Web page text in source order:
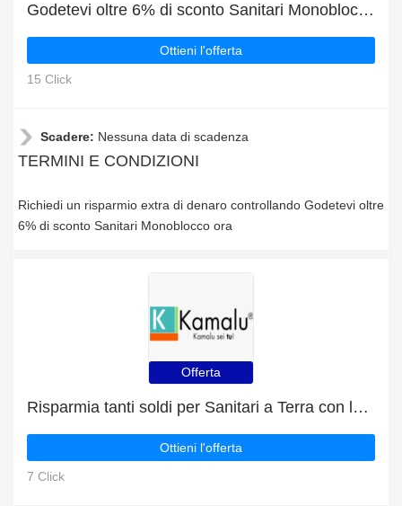
Godetevi oltre 6% di sconto Sanitari Monoblocco ora
Ottieni l'offerta
15 Click
Scadere: Nessuna data di scadenza
TERMINI E CONDIZIONI
Richiedi un risparmio extra di denaro controllando Godetevi oltre
6% di sconto Sanitari Monoblocco ora
Offerta
Risparmia tanti soldi per Sanitari a Terra con le offerte quotidiane
Ottieni l'offerta
7 Click